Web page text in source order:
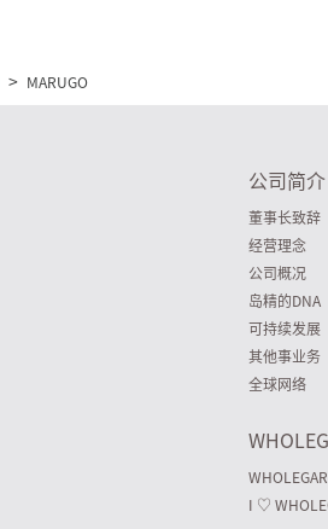
> MARUGO
公司简介
董事长致辞
经营理念
公司概况
岛精的DNA
可持续发展
其他事业务
全球网络
I ♡